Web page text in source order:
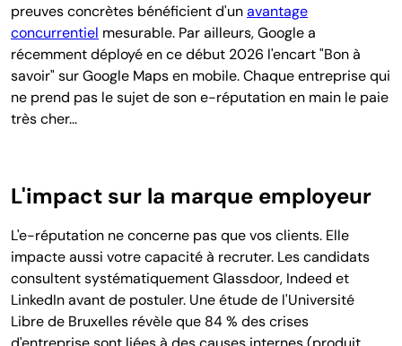
preuves concrètes bénéficient d'unavantage
concurrentiel mesurable. Par ailleurs, Google a
récemment déployé en ce début 2026 l'encart "Bon à
savoir" sur Google Maps en mobile. Chaque entreprise qui
ne prend pas le sujet de son e-réputation en main le paie
très cher...
L'impact sur la marque employeur
L'e-réputation ne concerne pas que vos clients. Elle
impacte aussi votre capacité à recruter. Les candidats
consultent systématiquement Glassdoor, Indeed et
LinkedIn avant de postuler. Une étude de l'Université
Libre de Bruxelles révèle que 84 % des crises